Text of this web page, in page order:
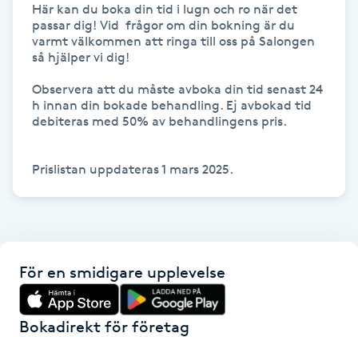
Hårförlängning
Hårvård
Hälsa
IPL
IPL hårborttagning
Här kan du boka din tid i lugn och ro när det
passar dig! Vid  frågor om din bokning är du
varmt välkommen att ringa till oss på Salongen
så hjälper vi dig!
Observera att du måste avboka din tid senast 24
h innan din bokade behandling. Ej avbokad tid
debiteras med 50% av behandlingens pris.
För en smidigare upplevelse
Bokadirekt för företag